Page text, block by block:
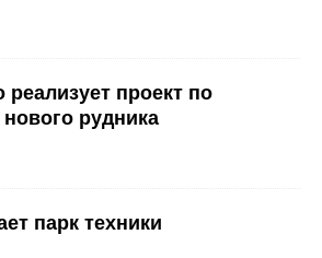
проект по
рудника
парк техники